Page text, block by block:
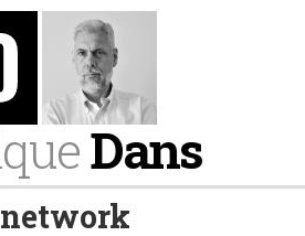
Dans
network